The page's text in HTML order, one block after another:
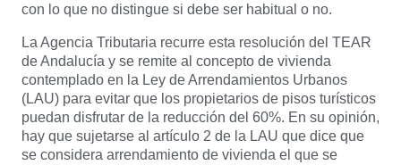
con lo que no distingue si debe ser habitual o no.
La Agencia Tributaria recurre esta resolución del TEAR
de Andalucía y se remite al concepto de vivienda
contemplado en la Ley de Arrendamientos Urbanos
(LAU) para evitar que los propietarios de pisos turísticos
puedan disfrutar de la reducción del 60%. En su opinión,
hay que sujetarse al artículo 2 de la LAU que dice que
se considera arrendamiento de vivienda el que se